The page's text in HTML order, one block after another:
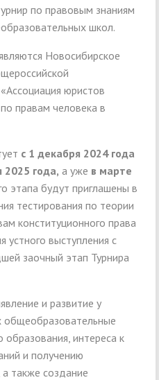
по правовым знаниям
школ.
Новосибирское
юристов
правам человека в
с 1 декабря 2024 года
года, а уже в марте
этапа будут приглашены в
тестирования по теории
конституционного права
устного выступления с
заочный этап Турнира
и развитие у
интереса к
и получению
также создание